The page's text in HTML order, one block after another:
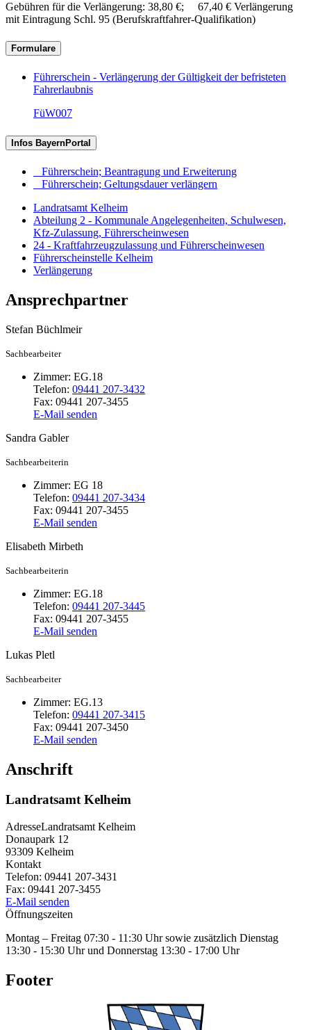
Gebühren für die Verlängerung: 38,80 €; 67,40 € Verlängerung
mit Eintragung Schl. 95 (Berufskraftfahrer-Qualifikation)
Formulare
Führerschein - Verlängerung der Gültigkeit der befristeten
Fahrerlaubnis
FüW007
Infos BayernPortal
Führerschein; Beantragung und Erweiterung
Führerschein; Geltungsdauer verlängern
Landratsamt Kelheim
Abteilung 2 - Kommunale Angelegenheiten, Schulwesen,
Kfz-Zulassung, Führerscheinwesen
24 - Kraftfahrzeugzulassung und Führerscheinwesen
Führerscheinstelle Kelheim
Verlängerung
Ansprechpartner
Stefan Büchlmeir
Sachbearbeiter
Zimmer: EG.18
Telefon: 09441 207-3432
Fax: 09441 207-3455
E-Mail senden
Sandra Gabler
Sachbearbeiterin
Zimmer: EG 18
Telefon: 09441 207-3434
Fax: 09441 207-3455
E-Mail senden
Elisabeth Mirbeth
Sachbearbeiterin
Zimmer: EG.18
Telefon: 09441 207-3445
Fax: 09441 207-3455
E-Mail senden
Lukas Pletl
Sachbearbeiter
Zimmer: EG.13
Telefon: 09441 207-3415
Fax: 09441 207-3450
E-Mail senden
Anschrift
Landratsamt Kelheim
AdresseLandratsamt Kelheim
Donaupark 12
93309 Kelheim
Kontakt
Telefon: 09441 207-3431
Fax: 09441 207-3455
E-Mail senden
Öffnungszeiten
Montag – Freitag 07:30 - 11:30 Uhr sowie zusätzlich Dienstag
13:30 - 15:30 Uhr und Donnerstag 13:30 - 17:00 Uhr
Footer